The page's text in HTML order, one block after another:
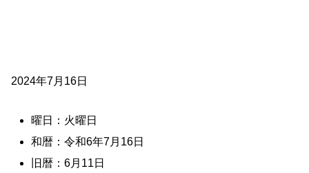
2024年7月16日
曜日：火曜日
和暦：令和6年7月16日
旧暦：6月11日